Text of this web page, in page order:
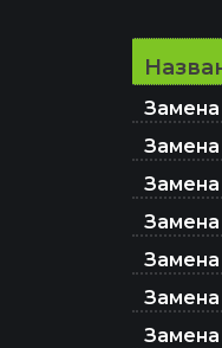
Замена
Замена